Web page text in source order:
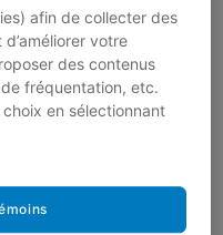
dans
crise de légitimité, la
unir les factions qui
ce que la CAQ a su faire, et
politique le plus immédiat
afin de collecter des
votre
des contenus
fréquentation, etc.
en sélectionnant